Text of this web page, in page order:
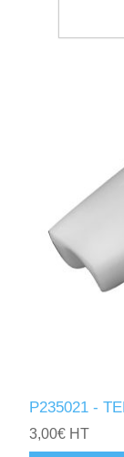
P235021 -
3,00€ HT